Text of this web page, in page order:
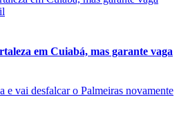
em Cuiabá, mas garante vaga